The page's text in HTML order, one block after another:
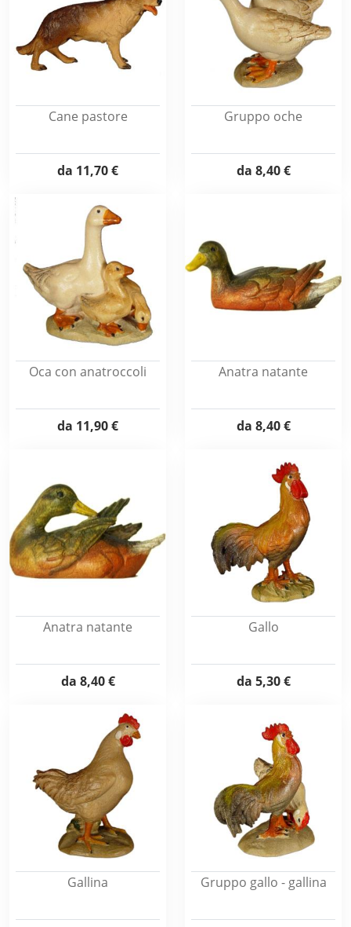
Cane pastore
da 11,70 €
Gruppo oche
da 8,40 €
Oca con anatroccoli
da 11,90 €
Anatra natante
da 8,40 €
Anatra natante
da 8,40 €
Gallo
da 5,30 €
Gallina Gruppo gallo - gallina